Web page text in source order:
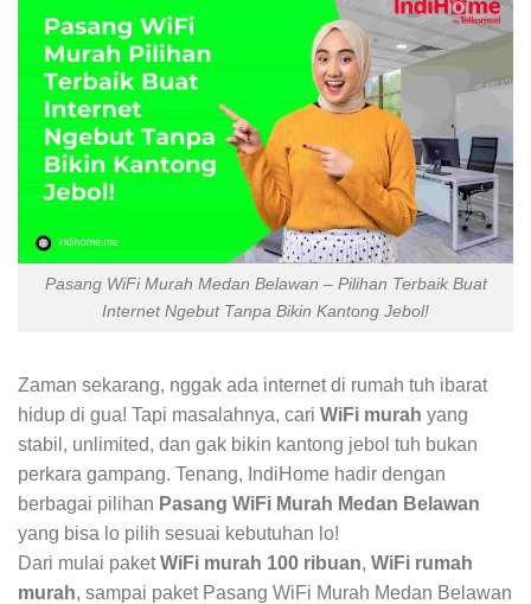
Pasang WiFi Murah Medan Belawan – Pilihan Terbaik Buat
Internet Ngebut Tanpa Bikin Kantong Jebol!
Zaman sekarang, nggak ada internet di rumah tuh ibarat
hidup di gua! Tapi masalahnya, cari WiFi murah yang
stabil, unlimited, dan gak bikin kantong jebol tuh bukan
perkara gampang. Tenang, IndiHome hadir dengan
berbagai pilihan Pasang WiFi Murah Medan Belawan
yang bisa lo pilih sesuai kebutuhan lo!
Dari mulai paketWiFi murah 100 ribuan, WiFi rumah
murah, sampai paket Pasang WiFi Murah Medan Belawan